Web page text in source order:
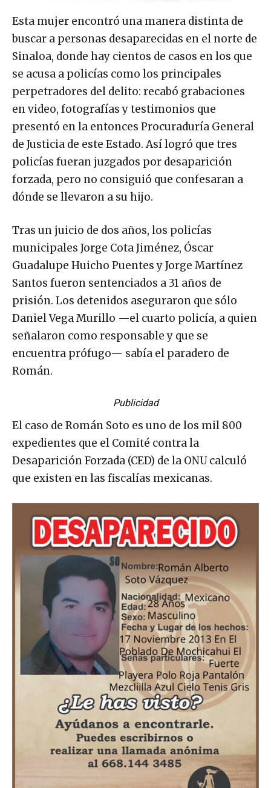
Esta mujer encontró una manera distinta de
buscar a personas desaparecidas en el norte de
Sinaloa, donde hay cientos de casos en los que
se acusa a policías como los principales
perpetradores del delito: recabó grabaciones
en video, fotografías y testimonios que
presentó en la entonces Procuraduría General
de Justicia de este Estado. Así logró que tres
policías fueran juzgados por desaparición
forzada, pero no consiguió que confesaran a
dónde se llevaron a su hijo.
Tras un juicio de dos años, los policías
municipales Jorge Cota Jiménez, Óscar
Guadalupe Huicho Puentes y Jorge Martínez
Santos fueron sentenciados a 31 años de
prisión. Los detenidos aseguraron que sólo
Daniel Vega Murillo —el cuarto policía, a quien
señalaron como responsable y que se
encuentra prófugo— sabía el paradero de
Román.
Publicidad
El caso de Román Soto es uno de los mil 800
expedientes que el Comité contra la
Desaparición Forzada (CED) de la ONU calculó
que existen en las fiscalías mexicanas.